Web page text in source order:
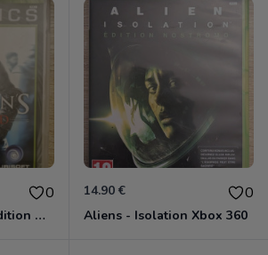
0
Assassin's Creed Edition Classics Xbox 360
14.90 € 0
Aliens - Isolation Xbox 360